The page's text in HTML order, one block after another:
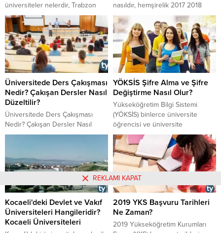
üniversiteler nelerdir, Trabzon
ilinde kaç tane üniversite
bulunmaktadır, bunlardan kaç
tanesi özel üniversite kaç tanesi
devlet üniversitesidir gibi
soruların cevaplarını yazımızda
bulabilirsiniz.
nasıldır, hemşirelik 2017 2018
dönemi başarı sıralamaları nasıl
olacak, hemşirelik bölümü en
yüksek kaçla kapadı sorularının
cevaplarına buradan
ulaşabilirsiniz.
Üniversitede Ders Çakışması
Nedir? Çakışan Dersler Nasıl
Düzeltilir?
Üniversitede Ders Çakışması
Nedir? Çakışan Dersler Nasıl
Düzeltilir? Üniversitede Ders
Yapılır? Nasıl Düzeltilir?
YÖKSİS Şifre Alma ve Şifre
Değiştirme Nasıl Olur?
Yükseköğretim Bilgi Sistemi
(YÖKSİS) binlerce üniversite
öğrencisi ve üniversite
mezununa hizmet vermektedir.
Peki YÖKSİS şifresi almak için ne
yapılması gerekir? YÖKSİS şifresi
nasıl alınır? YÖKSİS şifresi
değiştirme nasıl olur? YÖKSİS
şifresi nasıl değiştirilir? İşte
cevabı...
Kocaeli'deki Devlet ve Vakıf
Üniversiteleri Hangileridir?
Kocaeli Üniversiteleri
2019 YKS Başvuru Tarihleri
Ne Zaman?
2019 Yükseköğretim Kurumları
REKLAMI KAPAT